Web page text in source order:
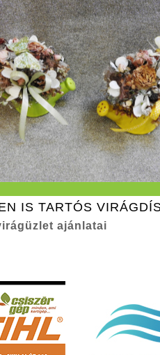
IS TARTÓS
ajánlatai